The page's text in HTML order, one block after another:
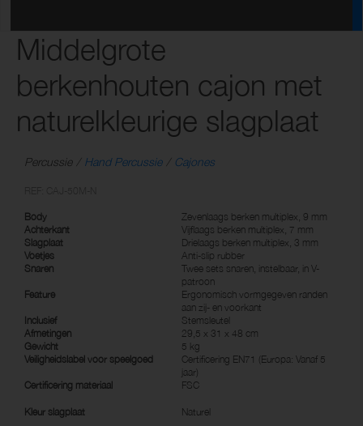
Middelgrote
berkenhouten cajon met
naturelkleurige slagplaat
Percussie Hand Percussie Cajones
Body
Zevenlaags berken multiplex, 9 mm
Achterkant
Vijflaags berken multiplex, 7 mm
Slagplaat
Drielaags berken multiplex, 3 mm
Voetjes
Anti-slip rubber
Snaren
Twee sets snaren, instelbaar, in V-
patroon
Feature
Ergonomisch vormgegeven randen
aan zij- en voorkant
Inclusief
Stemsleutel
Afmetingen
29,5 x 31 x 48 cm
Gewicht
5 kg
Veiligheidslabel voor speelgoed
Certificering EN71 (Europa: Vanaf 5
jaar)
Certificering materiaal
FSC
Kleur slagplaat Naturel